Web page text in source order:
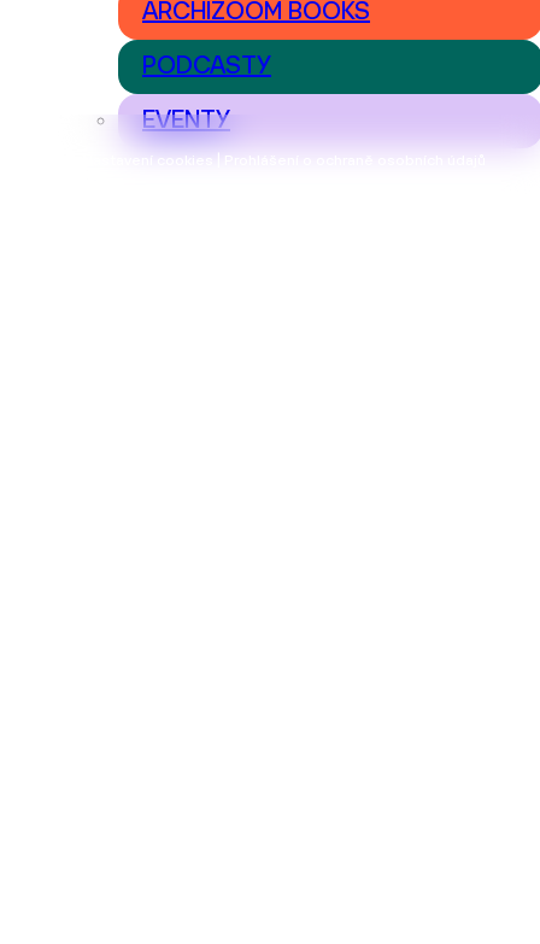
Nastavení cookies | Prohlášení o ochraně osobních údajů
ARCHIZOOM BOOKS
PODCASTY
EVENTY